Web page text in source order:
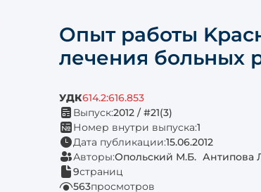
Опыт работы
лечения больных
УДК614.2:616.853
Выпуск:2012 / #21(3)
Номер внутри выпуска:1
Дата публикации:15.06.2012
Авторы:Опольский М.Б. Антипова
9страниц
563просмотров